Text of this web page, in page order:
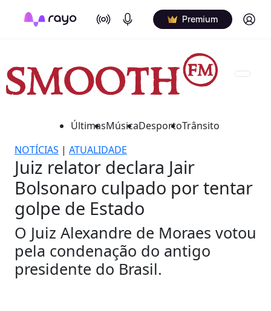
On Air Podcasts Premium Log in
ÚltimasMúsicaDesportoTrânsito
NOTÍCIAS | ATUALIDADE
Juiz relator declara Jair
Bolsonaro culpado por tentar
golpe de Estado
O Juiz Alexandre de Moraes votou
pela condenação do antigo
presidente do Brasil.